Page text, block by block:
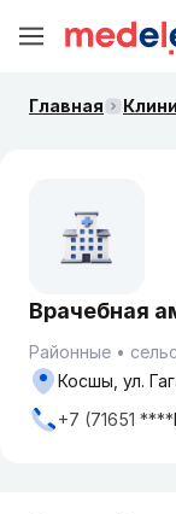
Главная
Врачебная
Районные
Косшы, ул.
+7 (71651 ****